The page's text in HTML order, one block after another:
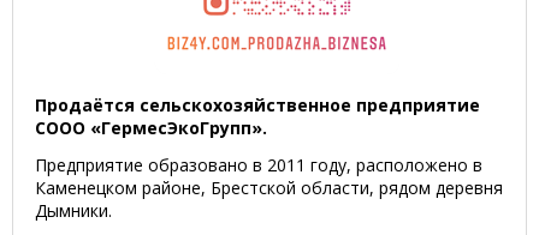
Продаётся сельскохозяйственное предприятие
СООО «ГермесЭкоГрупп».
Предприятие образовано в 2011 году, расположено в
Каменецком районе, Брестской области, рядом деревня
Дымники.